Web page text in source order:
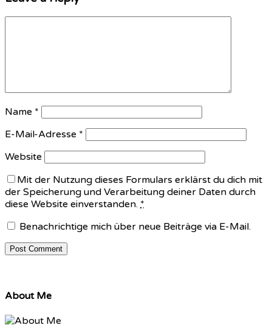
Name *
E-Mail-Adresse *
Website
Mit der Nutzung dieses Formulars erklärst du dich mit
der Speicherung und Verarbeitung deiner Daten durch
diese Website einverstanden. *
Benachrichtige mich über neue Beiträge via E-Mail.
About Me